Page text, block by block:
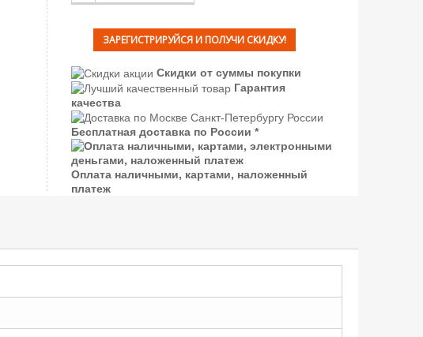
ЗАРЕГИСТРИРУЙСЯ И ПОЛУЧИ СКИДКУ!
Скидки от суммы покупки
Гарантия
качества
Бесплатная доставка по России *
Оплата наличными, картами, наложенный
платеж